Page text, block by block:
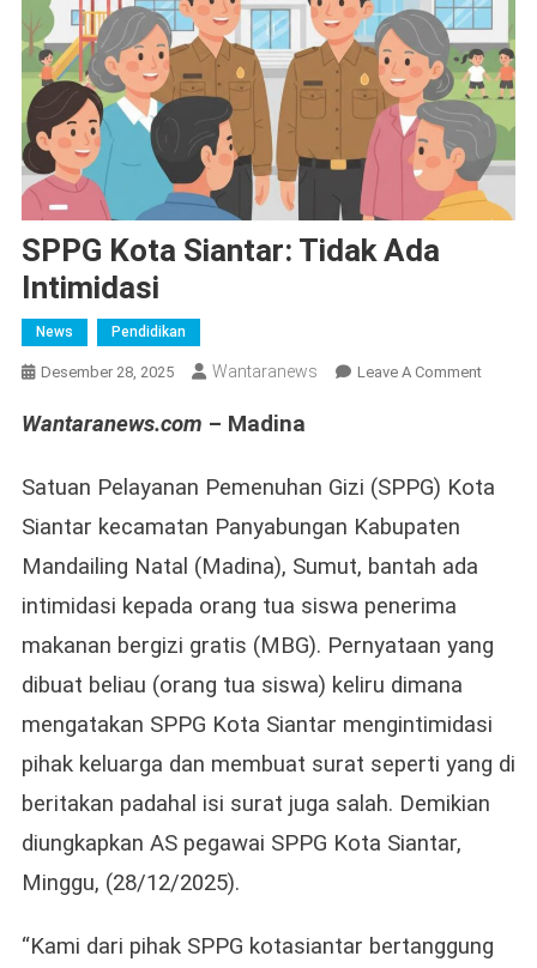
SPPG Kota Siantar: Tidak Ada
Intimidasi
News Pendidikan
Desember 28, 2025 Wantaranews Leave A CommentOn
Tidak
Wantaranews.com – Madina
Satuan Pelayanan Pemenuhan Gizi (SPPG) Kota
Siantar kecamatan Panyabungan Kabupaten
Mandailing Natal (Madina), Sumut, bantah ada
intimidasi kepada orang tua siswa penerima
makanan bergizi gratis (MBG). Pernyataan yang
dibuat beliau (orang tua siswa) keliru dimana
mengatakan SPPG Kota Siantar mengintimidasi
pihak keluarga dan membuat surat seperti yang di
beritakan padahal isi surat juga salah. Demikian
diungkapkan AS pegawai SPPG Kota Siantar,
Minggu, (28/12/2025).
“Kami dari pihak SPPG kotasiantar bertanggung